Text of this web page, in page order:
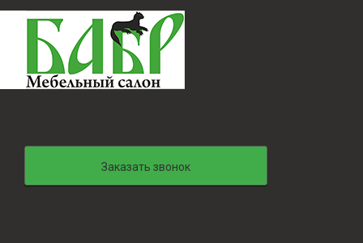
Заказать звонок